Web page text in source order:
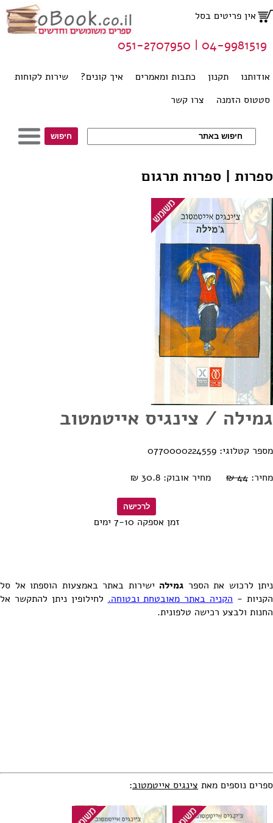
אין פריטים בסל
אודותנו תקנון כתבות ומאמרים איך קונים?
שירות לקוחות
סטטוס הזמנה
צרו קשר
04-9981519 | 051-2707950
ספרות | ספרות תרגום
גמילה / צינגיס אייטמטוב
מספר קטלוגי: 0770000224559
מחיר: 44 ₪ מחיר אובוק: 30.8 ₪
זמן אספקה 7-10 ימים
ניתן לרכוש את הספר גמילה ישירות באתר באמצעות הוספתו אל סל
הקניות - הקניה באתר מאובטחת ובטוחה. לחילופין ניתן להתקשר אל
החנות ולבצע רכישה טלפונית.
ספרים נוספים מאת צינגיס אייטמטוב: